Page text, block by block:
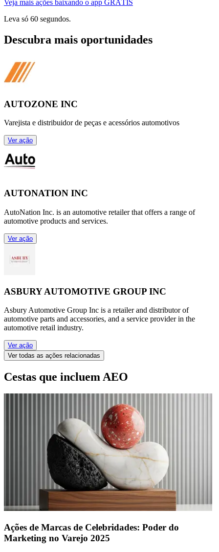
Veja mais ações baixando o app GRÁTIS
Leva só 60 segundos.
Descubra mais oportunidades
AUTOZONE INC
Varejista e distribuidor de peças e acessórios automotivos
Ver ação
AUTONATION INC
AutoNation Inc. is an automotive retailer that offers a range of
automotive products and services.
Ver ação
ASBURY AUTOMOTIVE GROUP INC
Asbury Automotive Group Inc is a retailer and distributor of
automotive parts and accessories, and a service provider in the
automotive retail industry.
Ver ação
Ver todas as ações relacionadas
Cestas que incluem AEO
Ações de Marcas de Celebridades: Poder do
Marketing no Varejo 2025